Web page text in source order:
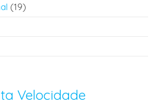
(19)
Velocidade